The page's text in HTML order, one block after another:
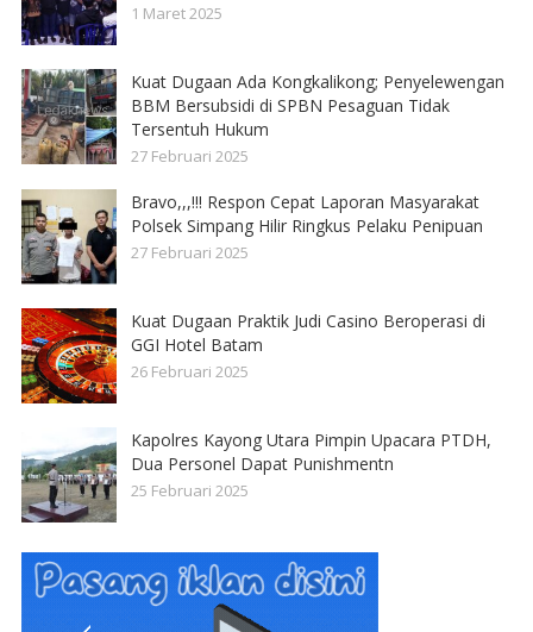
1 Maret 2025
Kuat Dugaan Ada Kongkalikong; Penyelewengan
BBM Bersubsidi di SPBN Pesaguan Tidak
Tersentuh Hukum
27 Februari 2025
Bravo,,,!!! Respon Cepat Laporan Masyarakat
Polsek Simpang Hilir Ringkus Pelaku Penipuan
27 Februari 2025
Kuat Dugaan Praktik Judi Casino Beroperasi di
GGI Hotel Batam
26 Februari 2025
Kapolres Kayong Utara Pimpin Upacara PTDH,
Dua Personel Dapat Punishmentn
25 Februari 2025